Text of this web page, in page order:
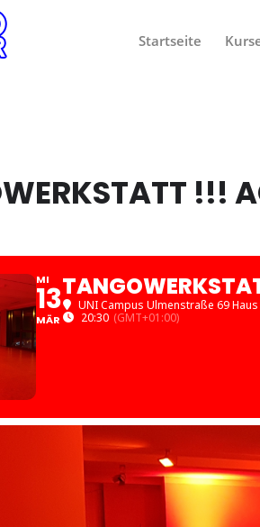
Startseite
!!!
MI
13
MÄR
UNI Campus Ulmenstraße 69 Haus
20:30 (GMT+01:00)